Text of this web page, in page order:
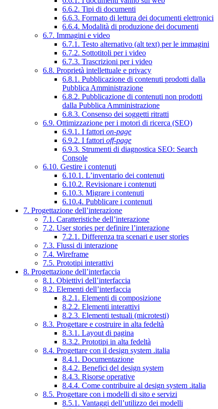
6.6.2. Tipi di documenti
6.6.3. Formato di lettura dei documenti elettronici
6.6.4. Modalità di produzione dei documenti
6.7. Immagini e video
6.7.1. Testo alternativo (alt text) per le immagini
6.7.2. Sottotitoli per i video
6.7.3. Trascrizioni per i video
6.8. Proprietà intellettuale e privacy
6.8.1. Pubblicazione di contenuti prodotti dalla
Pubblica Amministrazione
6.8.2. Pubblicazione di contenuti non prodotti
dalla Pubblica Amministrazione
6.8.3. Consenso dei soggetti ritratti
6.9. Ottimizzazione per i motori di ricerca (SEO)
6.9.1. I fattori on-page
6.9.2. I fattori off-page
6.9.3. Strumenti di diagnostica SEO: Search
Console
6.10. Gestire i contenuti
6.10.1. L’inventario dei contenuti
6.10.2. Revisionare i contenuti
6.10.3. Migrare i contenuti
6.10.4. Pubblicare i contenuti
7. Progettazione dell’interazione
7.1. Caratteristiche dell’interazione
7.2. User stories per definire l’interazione
7.2.1. Differenza tra scenari e user stories
7.3. Flussi di interazione
7.4. Wireframe
7.5. Prototipi interattivi
8. Progettazione dell’interfaccia
8.1. Obiettivi dell’interfaccia
8.2. Elementi dell’interfaccia
8.2.1. Elementi di composizione
8.2.2. Elementi interattivi
8.2.3. Elementi testuali (microtesti)
8.3. Progettare e costruire in alta fedeltà
8.3.1. Layout di pagina
8.3.2. Prototipi in alta fedeltà
8.4. Progettare con il design system .italia
8.4.1. Documentazione
8.4.2. Benefici del design system
8.4.3. Risorse operative
8.4.4. Come contribuire al design system .italia
8.5. Progettare con i modelli di sito e servizi
8.5.1. Vantaggi dell’utilizzo dei modelli